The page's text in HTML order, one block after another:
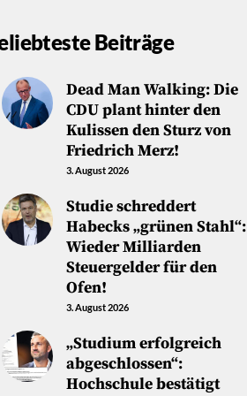
Beiträge
Dead Man Walking: Die
CDU plant hinter den
Kulissen den Sturz von
Friedrich Merz!
3. August 2026
Studie schreddert
Habecks „grünen Stahl“:
Wieder Milliarden
Steuergelder für den
Ofen!
3. August 2026
„Studium erfolgreich
abgeschlossen“:
Hochschule bestätigt